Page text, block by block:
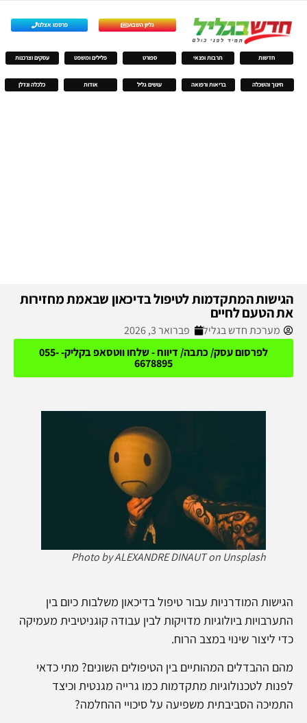
גליון השבוע פרסמו אצלנו
חדשות תרבות ופנאי ספורט פלילים ומשפט עסקים וצרכנות
חינוך והשכלה בריאות ורפואה עושים גליל אודות כלכלה ונדלן
הגישות המתקדמות לטיפול בדיכאון שבאמת מחזירות
את הטעם לחיים
מערכת חדש בגליל
פברואר 3, 2026
לפרסום עסק/ כתבה/ דיווח - שלחו ווטסאפ בקליק- 055-
6678895
Photo by ALEXANDRE DINAUT on Unsplash
הגישות המודרניות עבור טיפול בדיכאון משלבות כיום בין
התערבויות ביולוגיות מדויקות לבין עבודה קוגניטיבית מעמיקה
כדי ליצור שינוי במצב הרוח.
מהם ההבדלים המהותיים בין הטיפולים השונים? מתי כדאי
לפנות לטכנולוגיות מתקדמות כמו גרייה מגנטית וכיצד
התמיכה הסביבתית משפיעה על סיכויי ההחלמה?